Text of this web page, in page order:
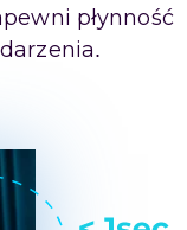
płynność